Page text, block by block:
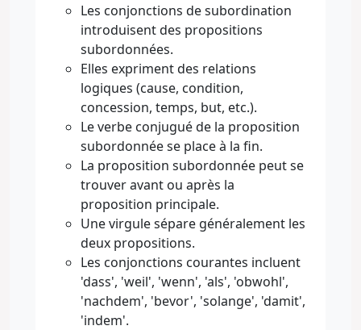
Les conjonctions de subordination
introduisent des propositions
subordonnées.
Elles expriment des relations
logiques (cause, condition,
concession, temps, but, etc.).
Le verbe conjugué de la proposition
subordonnée se place à la fin.
La proposition subordonnée peut se
trouver avant ou après la
proposition principale.
Une virgule sépare généralement les
deux propositions.
Les conjonctions courantes incluent
'dass', 'weil', 'wenn', 'als', 'obwohl',
'nachdem', 'bevor', 'solange', 'damit',
'indem'.